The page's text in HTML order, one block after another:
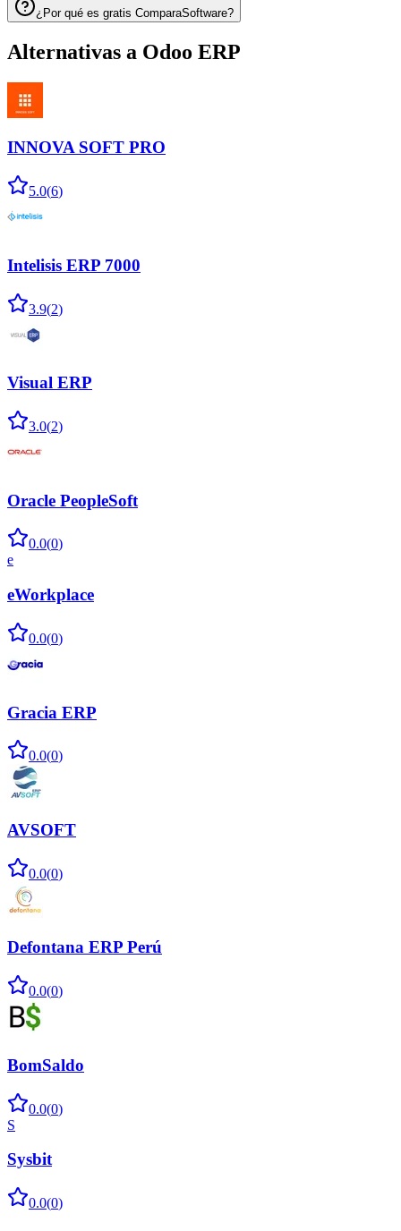
¿Por qué es gratis ComparaSoftware?
Alternativas a Odoo ERP
INNOVA SOFT PRO
5.0(6)
Intelisis ERP 7000
3.9(2)
Visual ERP
3.0(2)
Oracle PeopleSoft
0.0(0)
e
eWorkplace
0.0(0)
Gracia ERP
0.0(0)
AVSOFT
0.0(0)
Defontana ERP Perú
0.0(0)
BomSaldo
0.0(0)
S
Sysbit
0.0(0)